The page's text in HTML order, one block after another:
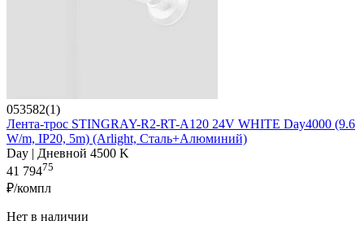
053582(1)
Лента-трос STINGRAY-R2-RT-A120 24V WHITE Day4000 (9.6
W/m, IP20, 5m) (Arlight, Сталь+Алюминий)
Day | Дневной 4500 K
41 79475
₽/компл
Нет в наличии